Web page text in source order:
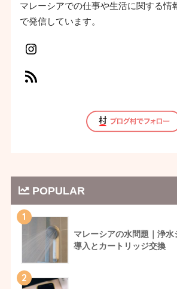
マレーシアでの仕事や生活に関する情
で発信しています。
POPULAR
1
マレーシアの水問題｜浄
導入とカートリッジ交換
2